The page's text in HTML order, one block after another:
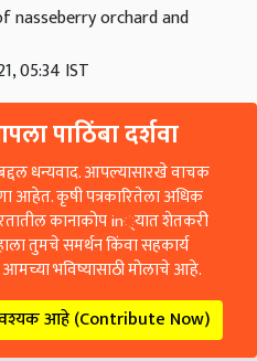
nasseberry orchard and
05:34 IST
पाठिंबा दर्शवा
धन्यवाद. आपल्यासारखे वाचक
आहेत. कृषी पत्रकारितेला अधिक
कानाकोप in्यात शेतकरी
तुमचे समर्थन किंवा सहकार्य
भविष्यासाठी मोलाचे आहे.
आहे (Contribute Now)